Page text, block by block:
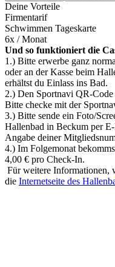
Deine Vorteile
Firmentarif
Schwimmen Tageskarte
6x / Monat
Und so funktioniert die
1.) Bitte erwerbe ganz
oder an der Kasse beim
erhältst du Einlass ins Bad.
2.) Den Sportnavi QR-
Bitte checke mit der
3.) Bitte sende ein Foto/
Hallenbad in Beckum per
Angabe deiner
4.) Im Folgemonat
4,00 € pro Check-In.
Für weitere Informationen,
die Internetseite des